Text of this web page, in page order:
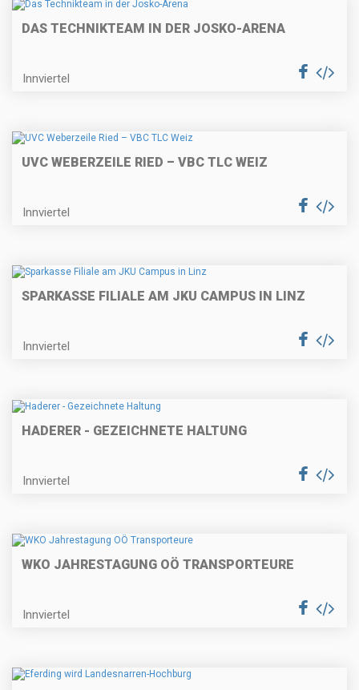
DAS TECHNIKTEAM IN DER JOSKO-ARENA
Innviertel
UVC WEBERZEILE RIED – VBC TLC WEIZ
Innviertel
SPARKASSE FILIALE AM JKU CAMPUS IN LINZ
Innviertel
HADERER - GEZEICHNETE HALTUNG
Innviertel
WKO JAHRESTAGUNG OÖ TRANSPORTEURE
Innviertel